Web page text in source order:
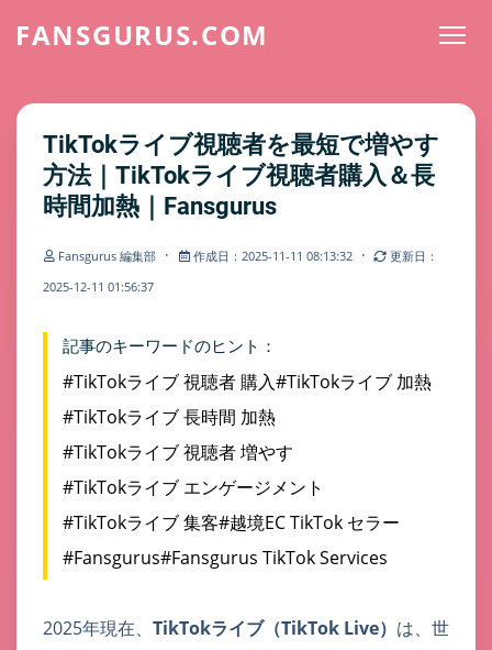
FANSGURUS.COM
TikTokライブ視聴者を最短で増やす
方法｜TikTokライブ視聴者購入＆長
時間加熱｜Fansgurus
Fansgurus 編集部 · 作成日：2025-11-11 08:13:32 ·
更新日：
2025-12-11 01:56:37
記事のキーワードのヒント：
#TikTokライブ 視聴者 購入#TikTokライブ 加熱
#TikTokライブ 長時間 加熱
#TikTokライブ 視聴者 増やす
#TikTokライブ エンゲージメント
#TikTokライブ 集客#越境EC TikTok セラー
#Fansgurus#Fansgurus TikTok Services
2025年現在、 TikTokライブ（TikTok Live） は、世